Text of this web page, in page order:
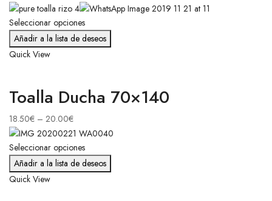
Seleccionar opciones
Añadir a la lista de deseos
Quick View
Toalla Ducha 70×140
18.50€ – 20.00€
Seleccionar opciones
Añadir a la lista de deseos
Quick View